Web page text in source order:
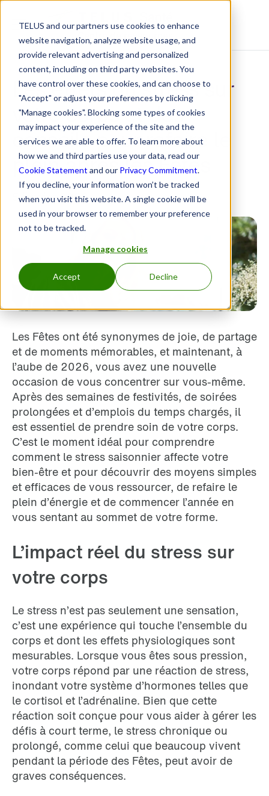
TELUS and our partners use cookies to enhance
website navigation, analyze website usage, and
provide relevant advertising and personalized
content, including on third party websites. You
have control over these cookies, and can choose to
"Accept" or adjust your preferences by clicking
"Manage cookies". Blocking some types of cookies
may impact your experience of the site and the
services we are able to offer. To learn more about
how we and third parties use your data, read our
Cookie Statement and our Privacy Commitment.
If you decline, your information won’t be tracked
when you visit this website. A single cookie will be
used in your browser to remember your preference
not to be tracked.
Manage cookies
Accept Decline
Centre de ressources
Les effets du stress sur
votre corps et des
conseils pour refaire le
plein après les Fêtes
5 janvier 2026
Les Fêtes ont été synonymes de joie, de partage
et de moments mémorables, et maintenant, à
l’aube de 2026, vous avez une nouvelle
occasion de vous concentrer sur vous-même.
Après des semaines de festivités, de soirées
prolongées et d’emplois du temps chargés, il
est essentiel de prendre soin de votre corps.
C’est le moment idéal pour comprendre
comment le stress saisonnier affecte votre
bien-être et pour découvrir des moyens simples
et efficaces de vous ressourcer, de refaire le
plein d’énergie et de commencer l’année en
vous sentant au sommet de votre forme.
L’impact réel du stress sur
votre corps
Le stress n’est pas seulement une sensation,
c’est une expérience qui touche l’ensemble du
corps et dont les effets physiologiques sont
mesurables. Lorsque vous êtes sous pression,
votre corps répond par une réaction de stress,
inondant votre système d’hormones telles que
le cortisol et l’adrénaline. Bien que cette
réaction soit conçue pour vous aider à gérer les
défis à court terme, le stress chronique ou
prolongé, comme celui que beaucoup vivent
pendant la période des Fêtes, peut avoir de
graves conséquences.